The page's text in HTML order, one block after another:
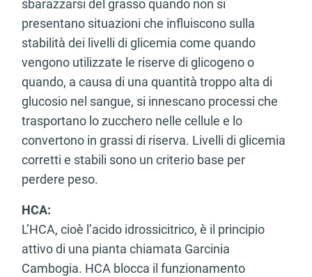
sbarazzarsi del grasso quando non si
presentano situazioni che influiscono sulla
stabilità dei livelli di glicemia come quando
vengono utilizzate le riserve di glicogeno o
quando, a causa di una quantità troppo alta di
glucosio nel sangue, si innescano processi che
trasportano lo zucchero nelle cellule e lo
convertono in grassi di riserva. Livelli di glicemia
corretti e stabili sono un criterio base per
perdere peso.
HCA:
L’HCA, cioè l’acido idrossicitrico, è il principio
attivo di una pianta chiamata Garcinia
Cambogia. HCA blocca il funzionamento